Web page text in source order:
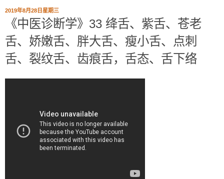
2019年8月28日星期三
《中医诊断学》33 绛舌、紫舌、苍老
舌、娇嫩舌、胖大舌、瘦小舌、点刺
舌、裂纹舌、齿痕舌，舌态、舌下络